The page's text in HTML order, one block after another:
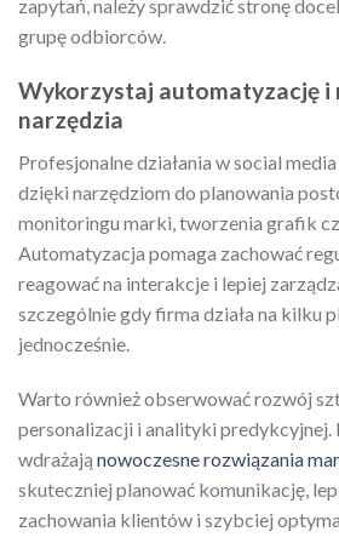
zapytań, należy sprawdzić stronę
grupę odbiorców.
Wykorzystaj automatyzację i
narzędzia
Profesjonalne działania w social
dzięki narzędziom do planowania
monitoringu marki, tworzenia grafik
Automatyzacja pomaga zachować
reagować na interakcje i lepiej
szczególnie gdy firma działa na kilku
jednocześnie.
Warto również obserwować rozwój
personalizacji i analityki predykcyjnej.
wdrażają nowoczesne rozwiązania
skuteczniej planować komunikację,
zachowania klientów i szybciej